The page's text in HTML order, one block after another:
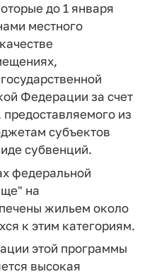
до 1 января
местного
Федерации за счет
из
субъектов
субвенций.
федеральной
на
жильем около
к этим категориям.
этой программы
высокая